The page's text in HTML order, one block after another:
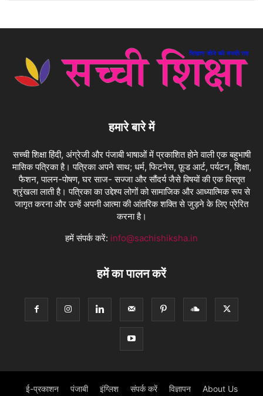
हमारे बारे में
सच्ची शिक्षा हिंदी, अंग्रेजी और पंजाबी भाषाओं में प्रकाशित होने वाली एक बहुभाषी
मासिक पत्रिका है। पत्रिका अपने साथ; धर्म, फिटनेस, फ़ूड आर्ट, पर्यटन, शिक्षा,
फैशन, पालन-पोषण, घर साज- सज्जा और सौंदर्य जैसे विषयों की एक विस्तृत
श्रृंखला लाती है। पत्रिका का उद्देश्य लोगों को सामाजिक और आध्यात्मिक रूप से
जागृत करना और उन्हें अपनी आत्मा की आंतरिक शक्ति से जुड़ने के लिए प्रेरित
करना है।
हमें संपर्क करें: info@sachishiksha.in
हमें का पालन करें
ई-प्रकाशन पंजाबी इंग्लिश संपर्क करें विज्ञापन About Us